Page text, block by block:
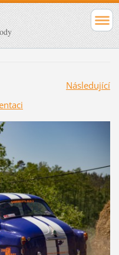
Následující